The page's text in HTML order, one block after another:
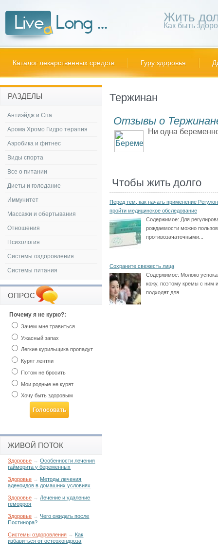
Жить
Как быть
Каталог лекарственных средств Гуру здоровья
Тержинан
Отзывы о
Ни одна
Чтобы жить долго
Перед тем, как начать применение
пройти медицинское обследование
Содержимое: Для
рождаемости можно
противозачаточными...
Сохраните свежесть лица
Содержимое: Молоко
кожу, поэтому кремы с ним
подходят для...
РАЗДЕЛЫ
Антиэйдж и Спа
Арома Хромо Гидро терапия
Аэробика и фитнес
Виды спорта
Все о питании
Диеты и голодание
Иммунитет
Массажи и обертывания
Отношения
Психология
Системы оздоровления
Системы питания
ОПРОС
Почему я не курю?:
Зачем мне травиться
Ужасный запах
Легкие курильщика пропадут
Курят лентяи
Потом не бросить
Мои родные не курят
Хочу быть здоровым
ЖИВОЙ ПОТОК
Здоровье →Особенности лечения
гайморита у беременных
Здоровье → Методы лечения
аденоидов в домашних условиях
Здоровье → Лечение и удаление
геморроя
Здоровье →Чего ожидать после
Постинора?
Системы оздоровления → Как
избавиться от остеохондроза